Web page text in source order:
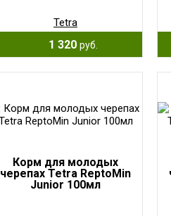
Tetra
1 320 руб.
Корм для молодых
черепах Tetra ReptoMin
Junior 100мл